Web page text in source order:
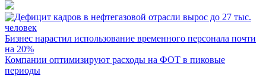
Бизнес нарастил использование временного персонала почти
на 20%
Компании оптимизируют расходы на ФОТ в пиковые
периоды